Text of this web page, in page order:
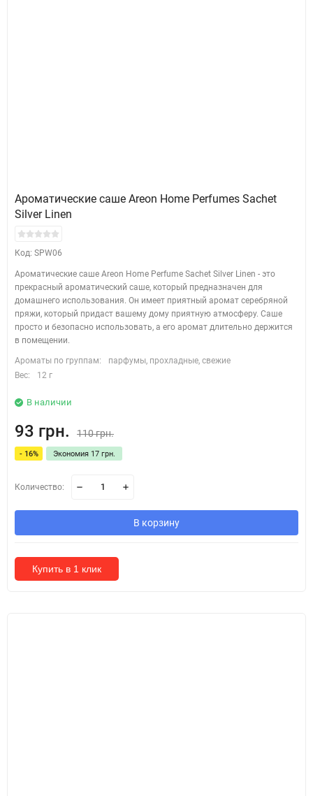
Ароматические саше Areon Home Perfumes Sachet
Silver Linen
Код: SPW06
Ароматические саше Areon Home Perfume Sachet Silver Linen - это
прекрасный ароматический саше, который предназначен для
домашнего использования. Он имеет приятный аромат серебряной
пряжи, который придаст вашему дому приятную атмосферу. Саше
просто и безопасно использовать, а его аромат длительно держится
в помещении.
Ароматы по группам:
парфумы, прохладные, свежие
Вес:
12 г
В наличии
93 грн. 110 грн.
- 16% Экономия 17 грн.
Количество:
В корзину
Купить в 1 клик